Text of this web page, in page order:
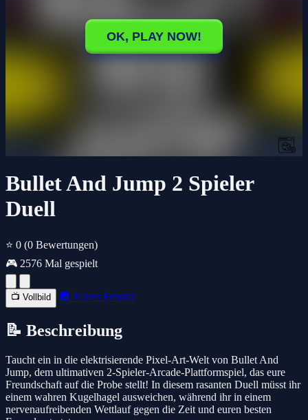
Bullet And Jump 2 Spieler
Duell
⭐ 0 (0 Bewertungen)
🎮 2576 Mal gespielt
📺 Vollbild 🔲 Neues Fenster
📝 Beschreibung
Taucht ein in die elektrisierende Pixel-Art-Welt von Bullet And
Jump, dem ultimativen 2-Spieler-Arcade-Plattformspiel, das eure
Freundschaft auf die Probe stellt! In diesem rasanten Duell müsst ihr
einem wahren Kugelhagel ausweichen, während ihr in einem
nervenaufreibenden Wettlauf gegen die Zeit und euren besten